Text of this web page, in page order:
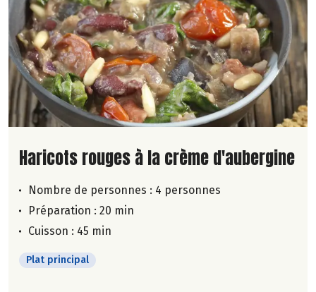
Lire la suite de la recette
Haricots rouges à la crème d'aubergine
Nombre de personnes : 4 personnes
Préparation : 20 min
Cuisson : 45 min
Plat principal